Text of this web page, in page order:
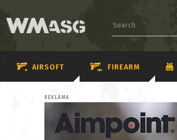
AIRSOFT FIREARM
REKLAMA